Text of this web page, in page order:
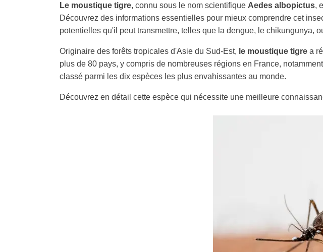
Le moustique tigre, connu sous le nom scientifique Aedes albopictus,
Découvrez des informations essentielles pour mieux comprendre cet
potentielles qu'il peut transmettre, telles que la dengue, le chikungunya,
Originaire des forêts tropicales d'Asie du Sud-Est, le moustique tigre a
plus de 80 pays, y compris de nombreuses régions en France,
classé parmi les dix espèces les plus envahissantes au monde.
Découvrez en détail cette espèce qui nécessite une meilleure